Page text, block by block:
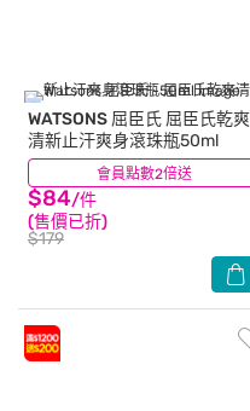
會員點數2倍送
WATSONS 屈臣氏 屈臣氏乾爽
清新止汗爽身滾珠瓶50ml
$84/件
(售價已折)
$179
(9)